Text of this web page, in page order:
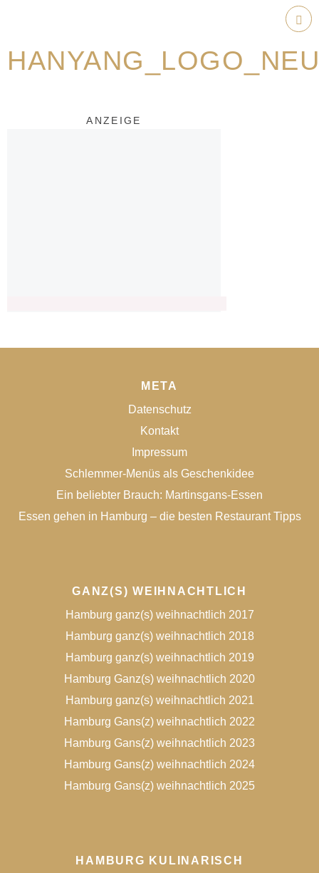
ANZEIGE
META
Datenschutz
Kontakt
Impressum
Schlemmer-Menüs als Geschenkidee
Ein beliebter Brauch: Martinsgans-Essen
Essen gehen in Hamburg – die besten Restaurant Tipps
GANZ(S) WEIHNACHTLICH
Hamburg ganz(s) weihnachtlich 2017
Hamburg ganz(s) weihnachtlich 2018
Hamburg ganz(s) weihnachtlich 2019
Hamburg Ganz(s) weihnachtlich 2020
Hamburg ganz(s) weihnachtlich 2021
Hamburg Gans(z) weihnachtlich 2022
Hamburg Gans(z) weihnachtlich 2023
Hamburg Gans(z) weihnachtlich 2024
Hamburg Gans(z) weihnachtlich 2025
HAMBURG KULINARISCH